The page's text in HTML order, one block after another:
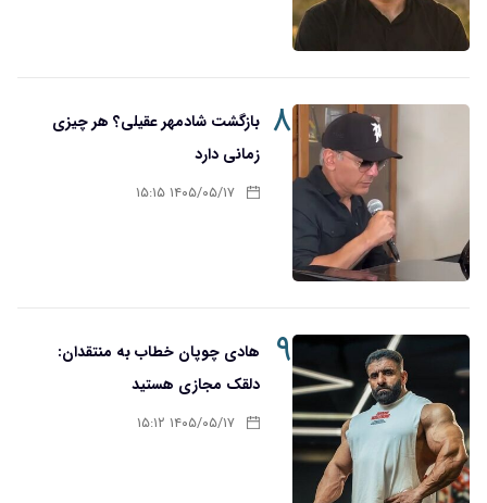
۸
بازگشت شادمهر عقیلی؟ هر چیزی
زمانی دارد
۱۴۰۵/۰۵/۱۷ ۱۵:۱۵
۹
هادی چوپان خطاب به منتقدان:
دلقک مجازی هستید
۱۴۰۵/۰۵/۱۷ ۱۵:۱۲